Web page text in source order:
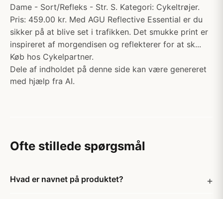
Dame - Sort/Refleks - Str. S. Kategori: Cykeltrøjer.
Pris: 459.00 kr. Med AGU Reflective Essential er du
sikker på at blive set i trafikken. Det smukke print er
inspireret af morgendisen og reflekterer for at sk...
Køb hos Cykelpartner.
Dele af indholdet på denne side kan være genereret
med hjælp fra AI.
Ofte stillede spørgsmål
Hvad er navnet på produktet?